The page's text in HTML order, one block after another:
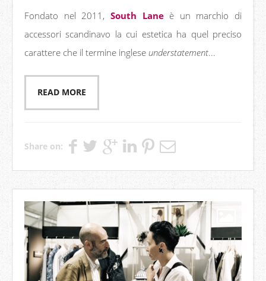
Fondato nel 2011, South Laneè un marchio di
accessori scandinavo la cui estetica ha quel preciso
carattere che il termine inglese understatement...
READ MORE
Share on: